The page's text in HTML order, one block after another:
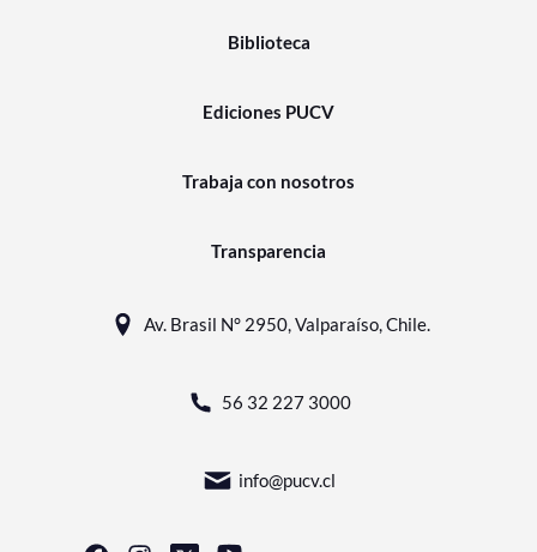
Biblioteca
Ediciones PUCV
Trabaja con nosotros
Transparencia
Av. Brasil N° 2950, Valparaíso, Chile.
56 32 227 3000
info@pucv.cl